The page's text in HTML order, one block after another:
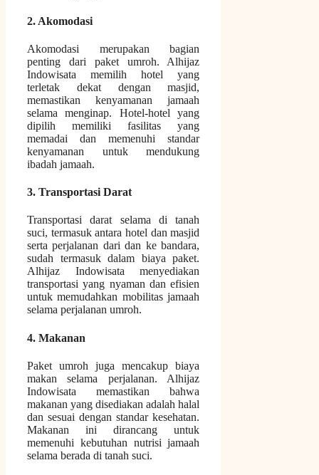
2. Akomodasi
Akomodasi merupakan bagian
penting dari paket umroh. Alhijaz
Indowisata memilih hotel yang
terletak dekat dengan masjid,
memastikan kenyamanan jamaah
selama menginap. Hotel-hotel yang
dipilih memiliki fasilitas yang
memadai dan memenuhi standar
kenyamanan untuk mendukung
ibadah jamaah.
3. Transportasi Darat
Transportasi darat selama di tanah
suci, termasuk antara hotel dan masjid
serta perjalanan dari dan ke bandara,
sudah termasuk dalam biaya paket.
Alhijaz Indowisata menyediakan
transportasi yang nyaman dan efisien
untuk memudahkan mobilitas jamaah
selama perjalanan umroh.
4. Makanan
Paket umroh juga mencakup biaya
makan selama perjalanan. Alhijaz
Indowisata memastikan bahwa
makanan yang disediakan adalah halal
dan sesuai dengan standar kesehatan.
Makanan ini dirancang untuk
memenuhi kebutuhan nutrisi jamaah
selama berada di tanah suci.